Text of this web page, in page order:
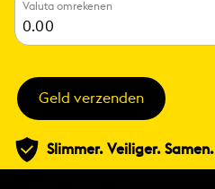
Valuta omrekenen
Geld verzenden
Slimmer. Veiliger. Samen.